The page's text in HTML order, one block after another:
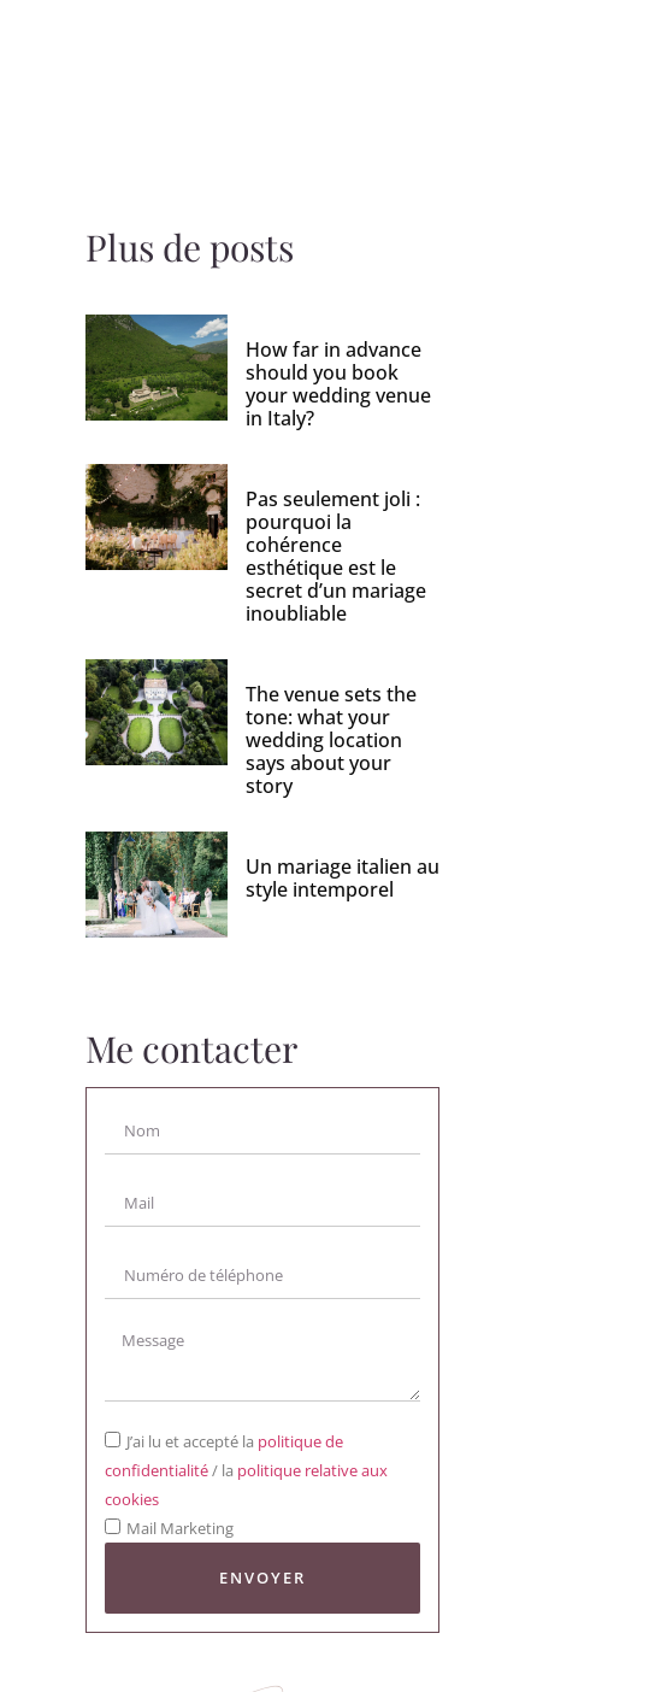
Plus de posts
How far in advance
should you book
your wedding venue
in Italy?
Pas seulement joli :
pourquoi la
cohérence
esthétique est le
secret d’un mariage
inoubliable
The venue sets the
tone: what your
wedding location
says about your
story
Un mariage italien au
style intemporel
Me contacter
J’ai lu et accepté la politique de
confidentialité/ la politique relative aux
cookies
Mail Marketing
ENVOYER